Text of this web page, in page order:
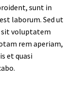
sunt in
laborum. Sed ut
sit voluptatem
rem aperiam,
et quasi